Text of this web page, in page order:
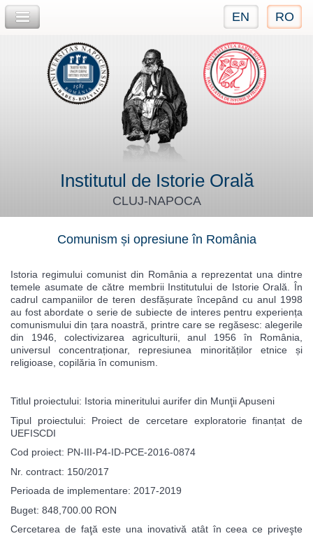
EN RO
Institutul de Istorie Orală
CLUJ-NAPOCA
Comunism și opresiune în România
Istoria regimului comunist din România a reprezentat una dintre
temele asumate de către membrii Institutului de Istorie Orală. În
cadrul campaniilor de teren desfășurate începând cu anul 1998
au fost abordate o serie de subiecte de interes pentru experiența
comunismului din țara noastră, printre care se regăsesc: alegerile
din 1946, colectivizarea agriculturii, anul 1956 în România,
universul concentraționar, represiunea minorităților etnice și
religioase, copilăria în comunism.
Titlul proiectului: Istoria mineritului aurifer din Munţii Apuseni
Tipul proiectului: Proiect de cercetare exploratorie finanțat de
UEFISCDI
Cod proiect: PN-III-P4-ID-PCE-2016-0874
Nr. contract: 150/2017
Perioada de implementare: 2017-2019
Buget: 848,700.00 RON
Cercetarea de faţă este una inovativă atât în ceea ce priveşte